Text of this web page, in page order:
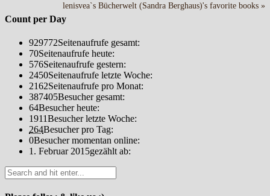
lenisvea`s Bücherwelt (Sandra Berghaus)'s favorite books »
Count per Day
929772Seitenaufrufe gesamt:
70Seitenaufrufe heute:
576Seitenaufrufe gestern:
2450Seitenaufrufe letzte Woche:
2162Seitenaufrufe pro Monat:
387405Besucher gesamt:
64Besucher heute:
1911Besucher letzte Woche:
264Besucher pro Tag:
0Besucher momentan online:
1. Februar 2015gezählt ab: